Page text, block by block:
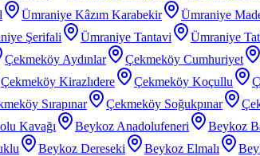
Ümraniye Kâzım Karabekir Ümraniye
Şerifali Ümraniye Tantavi Ümraniye
Çekmeköy Aydınlar Çekmeköy Cumhuriyet
Çekmeköy Kirazlıdere Çekmeköy Koçullu
Sırapınar Çekmeköy Soğukpınar
Kavağı Beykoz Anadolufeneri Beykoz
Beykoz Dereseki Beykoz Elmalı